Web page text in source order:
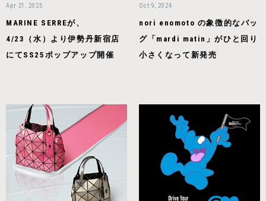
Apr 21, 2025
MARINE SERREが、
4/23（水）より伊勢丹新宿店
にてSS25ポップアップ開催
Oct 9, 2024
nori enomoto の象徴的なバッ
グ「mardi matin」がひと回り
小さくなって新発売